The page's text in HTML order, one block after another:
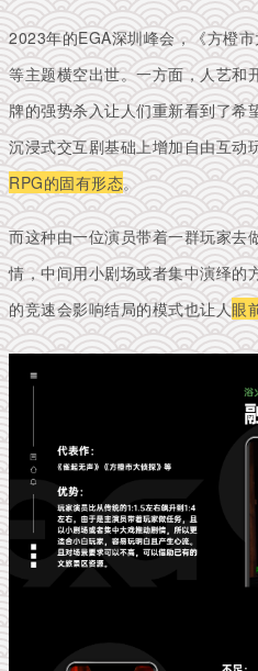
2023年的EGA深圳峰会，《方橙
等主题横空出世。一方面，人艺和
牌的强势杀入让人们重新看到了希
沉浸式交互剧基础上增加自由互动
RPG的固有形态。
而这种由一位演员带着一群玩家去
情，中间用小剧场或者集中演绎的
的竞速会影响结局的模式也让人眼